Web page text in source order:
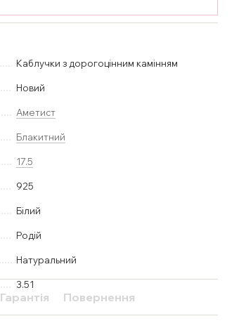
Каблучки з дорогоцінним камінням
Новий
Аметист
Блакитний
17.5
925
Білий
Родій
Натуральний
3.51
Гарантія Повернення